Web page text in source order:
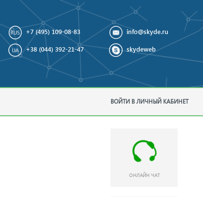
+7 (495) 109-08-83
+38 (044) 392-21-47
info@skyde.ru
skydeweb
ВОЙТИ В ЛИЧНЫЙ КАБИНЕТ
ОНЛАЙН ЧАТ